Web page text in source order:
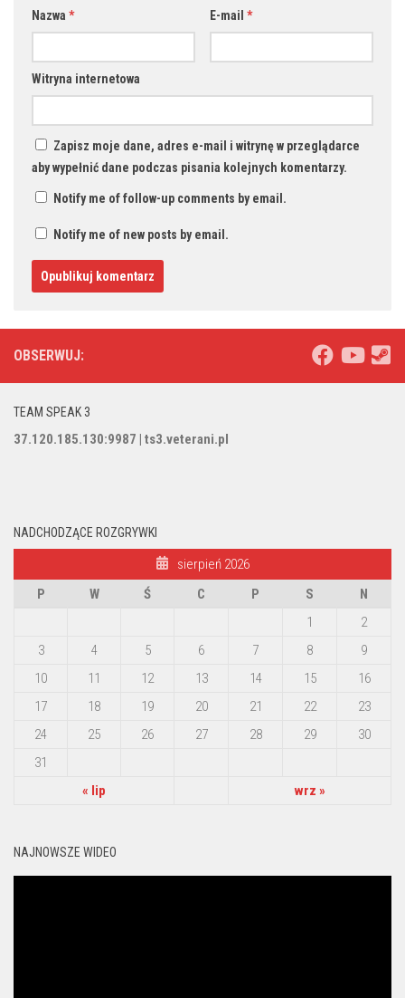
Nazwa * E-mail *
Witryna internetowa
Zapisz moje dane, adres e-mail i witrynę w przeglądarce
aby wypełnić dane podczas pisania kolejnych komentarzy.
Notify me of follow-up comments by email.
Notify me of new posts by email.
OBSERWUJ:
TEAM SPEAK 3
37.120.185.130:9987 | ts3.veterani.pl
NADCHODZĄCE ROZGRYWKI
sierpień 2026
P
W Ś C P S
N
1
2
3
4 5 6 7 8
9
10
11 12 13 14 15
16
17
18 19 20 21 22
23
24
25 26 27 28 29
30
31
« lip
wrz »
NAJNOWSZE WIDEO